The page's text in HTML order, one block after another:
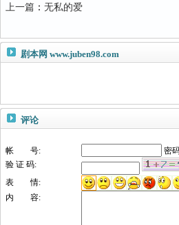
上一篇 ： 无私的爱
剧本网 www.juben98.com
评论
帐 号: 密
验 证 码:
表 情:
内 容: